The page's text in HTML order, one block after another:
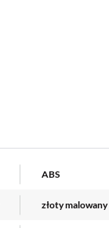
ABS
złoty malowany